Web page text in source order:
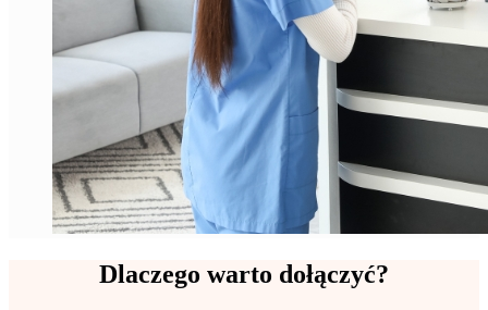
Dlaczego warto dołączyć?